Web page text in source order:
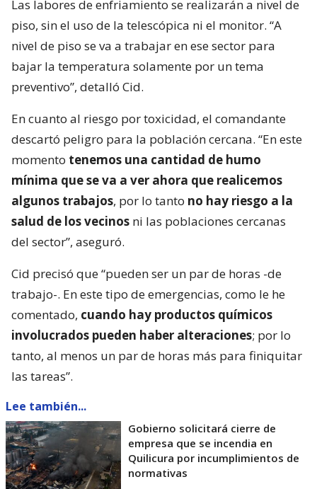
Las labores de enfriamiento se realizarán a nivel de
piso, sin el uso de la telescópica ni el monitor. “A
nivel de piso se va a trabajar en ese sector para
bajar la temperatura solamente por un tema
preventivo”, detalló Cid.
En cuanto al riesgo por toxicidad, el comandante
descartó peligro para la población cercana. “En este
momento tenemos una cantidad de humo
mínima que se va a ver ahora que realicemos
algunos trabajos, por lo tanto no hay riesgo a la
salud de los vecinos ni las poblaciones cercanas
del sector”, aseguró.
Cid precisó que “pueden ser un par de horas -de
trabajo-. En este tipo de emergencias, como le he
comentado, cuando hay productos químicos
involucrados pueden haber alteraciones; por lo
tanto, al menos un par de horas más para finiquitar
las tareas”.
Lee también...
Gobierno solicitará cierre de
empresa que se incendia en
Quilicura por incumplimientos de
normativas